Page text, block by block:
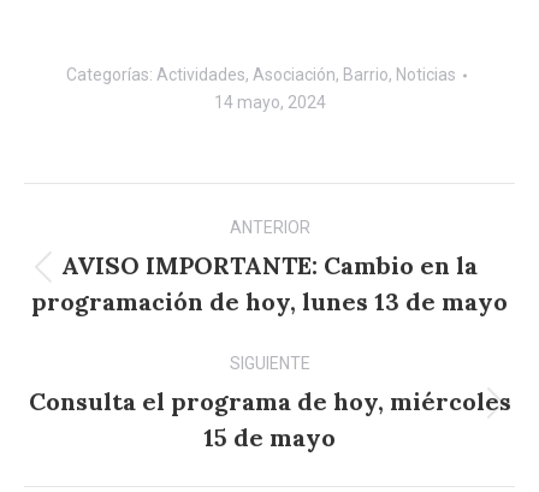
Categorías: Actividades, Asociación, Barrio, Noticias
14 mayo, 2024
Navegación
entre
publicaciones
ANTERIOR
Publicación
anterior:
AVISO IMPORTANTE: Cambio en la
programación de hoy, lunes 13 de mayo
SIGUIENTE
Publicación
siguiente:
Consulta el programa de hoy, miércoles
15 de mayo